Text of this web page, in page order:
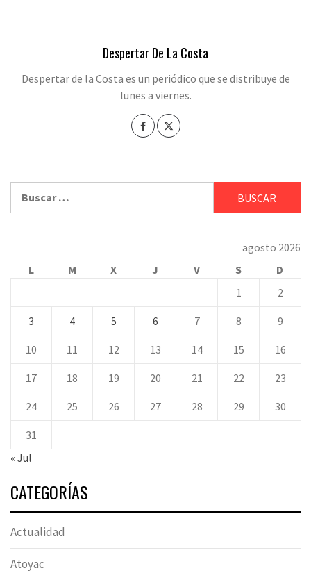
Despertar De La Costa
Despertar de la Costa es un periódico que se distribuye de
lunes a viernes.
agosto 2026
L
M X J V S
D
1
2
3 4 5 6 7 8 9
10 11 12 13 14 15 16
17 18 19 20 21 22 23
24 25 26 27 28 29 30
31
« Jul
CATEGORÍAS
Actualidad
Atoyac